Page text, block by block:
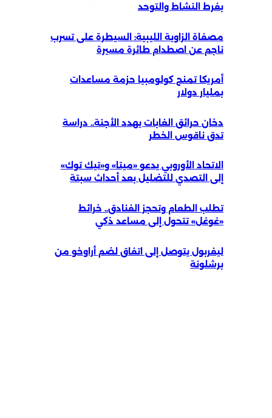
بفرط النشاط والتوحد
مصفاة الزاوية الليبية: السيطرة على تسرب
ناجم عن اصطدام طائرة مسيرة
أمريكا تمنح كولومبيا حزمة مساعدات
بمليار دولار
دخان حرائق الغابات يهدد الأجنة.. دراسة
تدق ناقوس الخطر
الاتحاد الأوروبي يدعو «ميتا» و«تيك توك»
إلى التصدي للتضليل بعد أحداث سبتة
تطلب الطعام وتحجز الفنادق.. خرائط
«غوغل» تتحول إلى مساعد ذكي
ليفربول يتوصل إلى اتفاق لضم أراوخو من
برشلونة